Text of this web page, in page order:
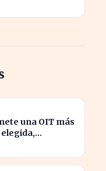
una OIT más